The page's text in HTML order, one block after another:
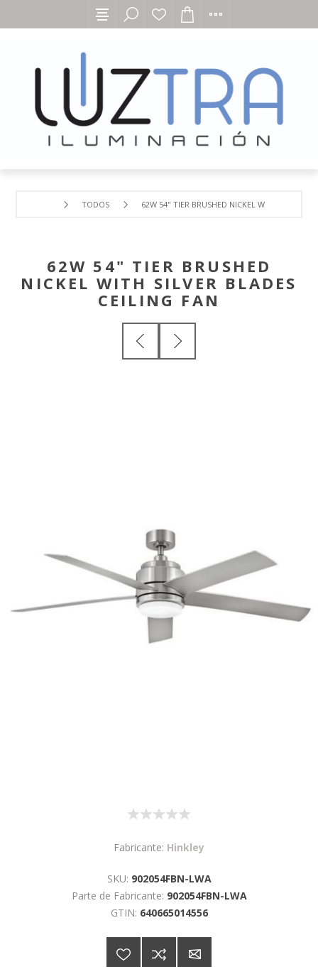
TODOS 62W 54" TIER BRUSHED NICKEL WITH SILVER
62W 54" TIER BRUSHED
NICKEL WITH SILVER BLADES
CEILING FAN
Fabricante: Hinkley
SKU: 902054FBN-LWA
Parte de Fabricante: 902054FBN-LWA
GTIN: 640665014556